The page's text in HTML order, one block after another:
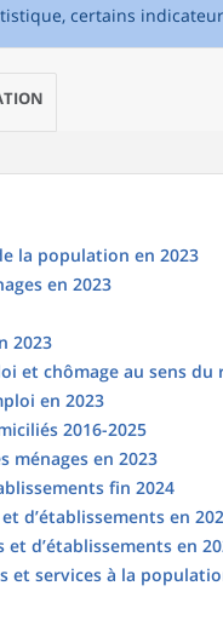
certains
la population en 2023
en 2023
2023
et chômage au sens du
en 2023
2016-2025
ménages en 2023
fin 2024
d’établissements en
et d’établissements en
et services à la